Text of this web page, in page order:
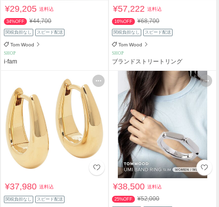
¥29,205送料込
34%OFF ¥44,700
関税負担なし スピード配送
Tom Wood
SHOP
i-fam
¥57,222送料込
16%OFF ¥68,700
関税負担なし スピード配送
Tom Wood
SHOP
ブランドストリートリング
¥37,980送料込
関税負担なし スピード配送
¥38,500送料込
25%OFF ¥52,000